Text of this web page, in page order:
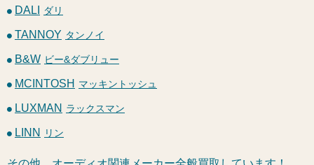
DALI ダリ
TANNOY タンノイ
B&W ビー&ダブリュー
MCINTOSH マッキントッシュ
LUXMAN ラックスマン
LINN リン